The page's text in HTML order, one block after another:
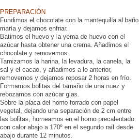
PREPARACIÓN
Fundimos el chocolate con la mantequilla al baño
maría y dejamos enfriar.
Batimos el huevo y la yema de huevo con el
azúcar hasta obtener una crema. Añadimos el
chocolate y removemos.
Tamizamos la harina, la levadura, la canela, la
sal y el cacao, y añadimos a lo anterior,
removemos y dejamos reposar 2 horas en frío.
Formamos bolitas del tamaño de una nuez y
rebozamos con azúcar glas.
Sobre la placa del horno forrado con papel
vegetal, dejando una separación de 2 cm entre
las bolitas, horneamos en el horno precalentado
con calor abajo a 170º en el segundo raíl desde
abajo durante 12 minutos.